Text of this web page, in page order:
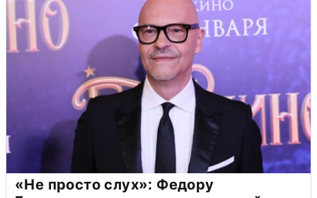
«Не просто слух»: Федору